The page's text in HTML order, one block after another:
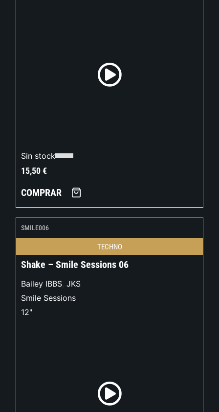
Sin stock
15,50€
COMPRAR
SMILE006
TECHNO
Shake – Smile Sessions 06
Bailey IBBS, JKS
Smile Sessions
12"